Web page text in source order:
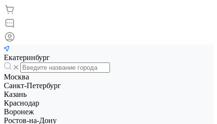
Екатеринбург
Москва
Санкт-Петербург
Казань
Краснодар
Воронеж
Ростов-на-Дону